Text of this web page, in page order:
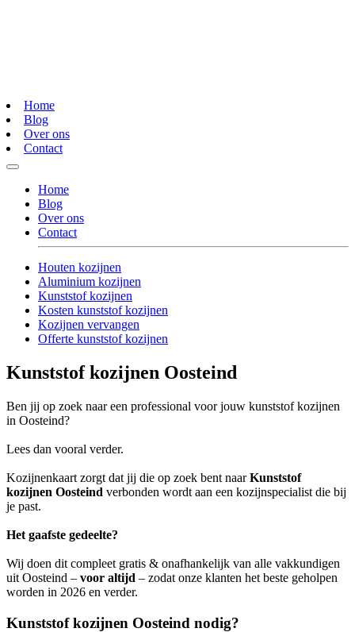
Home
Blog
Over ons
Contact
Home
Blog
Over ons
Contact
Houten kozijnen
Aluminium kozijnen
Kunststof kozijnen
Kosten kunststof kozijnen
Kozijnen vervangen
Offerte kunststof kozijnen
Kunststof kozijnen Oosteind
Ben jij op zoek naar een professional voor jouw kunststof kozijnen
in Oosteind?
Lees dan vooral verder.
Kozijnenkaart zorgt dat jij die op zoek bent naarKunststof
kozijnen Oosteind verbonden wordt aan een kozijnspecialist die bij
je past.
Het gaafste gedeelte?
Wij doen dit compleet gratis & onafhankelijk van alle vakkundigen
uit Oosteind – voor altijd – zodat onze klanten het beste geholpen
worden in 2026 en verder.
Kunststof kozijnen Oosteind nodig?